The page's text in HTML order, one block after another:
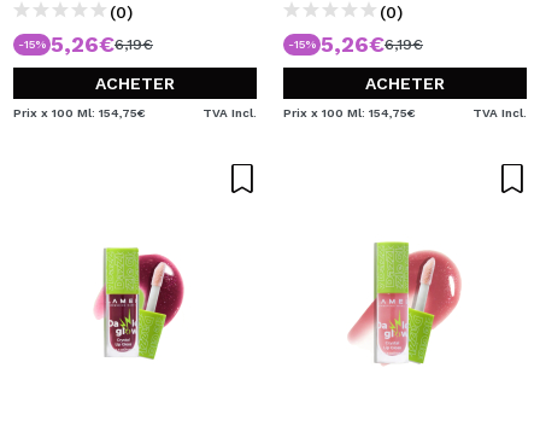
(0)
-15% 5,26€6,19€
ACHETER
Prix x 100 Ml: 154,75€ TVA Incl.
(0)
-15% 5,26€6,19€
ACHETER
Prix x 100 Ml: 154,75€ TVA Incl.